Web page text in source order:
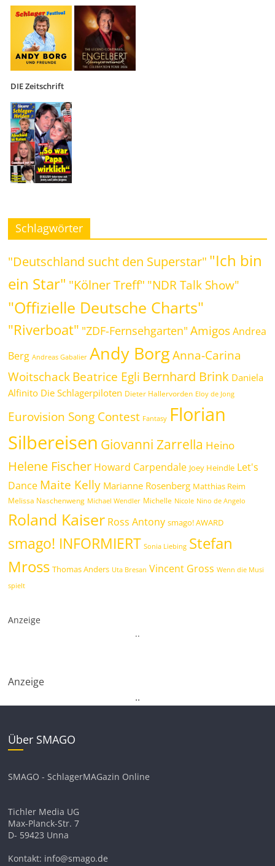
DIE Zeitschrift
Schlagwörter
"Deutschland sucht den Superstar" "Ich bin
ein Star" "Kölner Treff" "NDR Talk Show"
"Offizielle Deutsche Charts"
"Riverboat" "ZDF-Fernsehgarten" Amigos Andrea
Berg Andreas Gabalier Andy Borg Anna-Carina
WoitschackBeatrice Egli Bernhard Brink Daniela
Alfinito Die Schlagerpiloten Dieter Hallervorden Eloy de Jong
Eurovision Song Contest Fantasy Florian
Silbereisen Giovanni Zarrella Heino
Helene Fischer Howard Carpendale Joey Heindle Let's
Dance Maite Kelly Marianne Rosenberg Matthias Reim
Melissa Naschenweng Michael Wendler Michelle Nicole Nino de Angelo
Roland Kaiser Ross Antony smago! AWARD
smago! INFORMIERT Sonia Liebing Stefan
Mross Thomas Anders Uta Bresan Vincent Gross Wenn die Musi
spielt
Anzeige
..
Anzeige
..
Über SMAGO
SMAGO - SchlagerMAGazin Online
Tichler Media UG
Max-Planck-Str. 7
D- 59423 Unna
Kontakt: info@smago.de